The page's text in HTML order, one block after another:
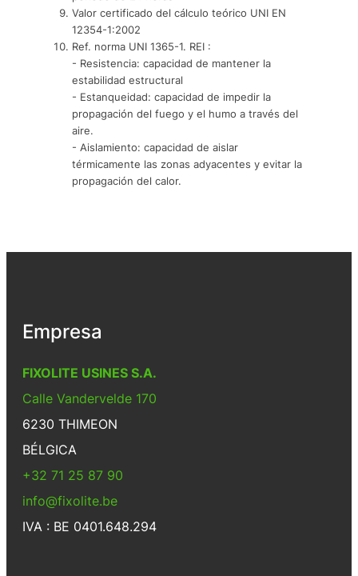
Valor certificado del cálculo teórico UNI EN
12354-1:2002
Ref. norma UNI 1365-1. REI :
- Resistencia: capacidad de mantener la
estabilidad estructural
- Estanqueidad: capacidad de impedir la
propagación del fuego y el humo a través del
aire.
- Aislamiento: capacidad de aislar
térmicamente las zonas adyacentes y evitar la
propagación del calor.
Empresa
FIXOLITE USINES S.A.
Calle Vandervelde 170
6230 THIMEON
BÉLGICA
+32 71 25 87 90
info@fixolite.be
IVA : BE 0401.648.294